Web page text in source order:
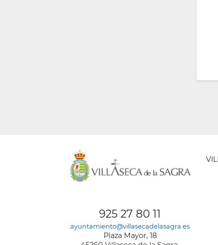
925 27 80 11
ayuntamiento@villasecadelasagra.es
Plaza Mayor, 18